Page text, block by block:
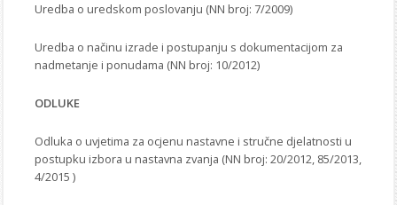
Uredba o uredskom poslovanju (NN broj: 7/2009)
Uredba o načinu izrade i postupanju s dokumentacijom za
nadmetanje i ponudama (NN broj: 10/2012)
ODLUKE
Odluka o uvjetima za ocjenu nastavne i stručne djelatnosti u
postupku izbora u nastavna zvanja (NN broj: 20/2012, 85/2013,
4/2015 )